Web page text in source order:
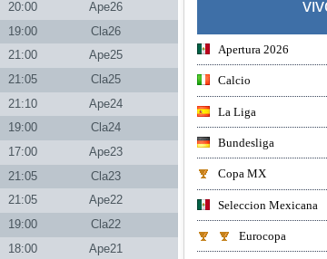
20:00
Ape26
19:00
Cla26
21:00
Ape25
21:05
Cla25
21:10
Ape24
19:00
Cla24
17:00
Ape23
21:05
Cla23
21:05
Ape22
19:00
Cla22
18:00
Ape21
Apertura 2026
Calcio
La Liga
Bundesliga
Copa MX
Seleccion Mexicana
Eurocopa